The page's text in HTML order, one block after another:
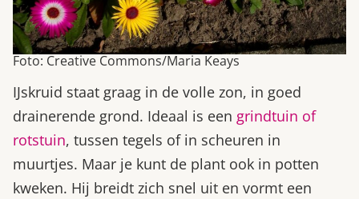
Foto: Creative Commons/Maria Keays
IJskruid staat graag in de volle zon, in goed
drainerende grond. Ideaal is een grindtuin of
rotstuin, tussen tegels of in scheuren in
muurtjes. Maar je kunt de plant ook in potten
kweken. Hij breidt zich snel uit en vormt een